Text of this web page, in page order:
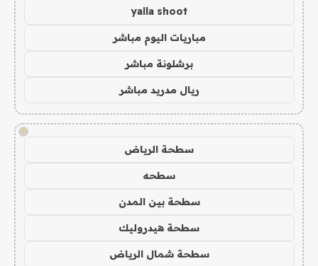
yalla shoot
مباريات اليوم مباشر
برشلونة مباشر
ريال مدريد مباشر
!
سطحة الرياض
سطحه
سطحة بين المدن
سطحة هيدروليك
سطحة شمال الرياض